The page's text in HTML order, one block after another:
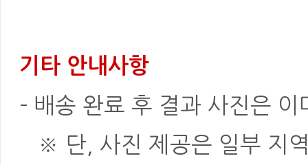
기타 안내사항
- 배송 완료 후 결과 사진은
※ 단, 사진 제공은 일부 지